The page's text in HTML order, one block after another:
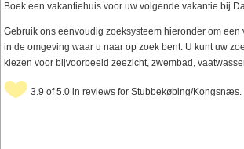
Boek een vakantiehuis voor uw volgende vakantie bij
Gebruik ons eenvoudig zoeksysteem hieronder om een
in de omgeving waar u naar op zoek bent. U kunt uw
kiezen voor bijvoorbeeld zeezicht, zwembad,
3.9 of 5.0 in reviews for Stubbekøbing/Kongsnæs.